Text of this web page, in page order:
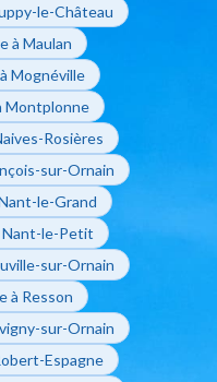
le-Château
à Maulan
Mognéville
Montplonne
Rosières
sur-Ornain
le-Grand
Nant-le-Petit
sur-Ornain
à Resson
sur-Ornain
Espagne